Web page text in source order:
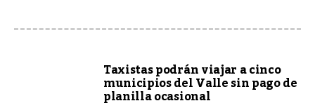
Taxistas podrán viajar a cinco
municipios del Valle sin pago de
planilla ocasional